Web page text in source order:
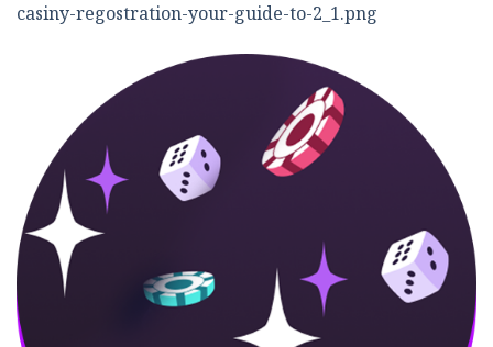
casiny-regostration-your-guide-to-2_1.png